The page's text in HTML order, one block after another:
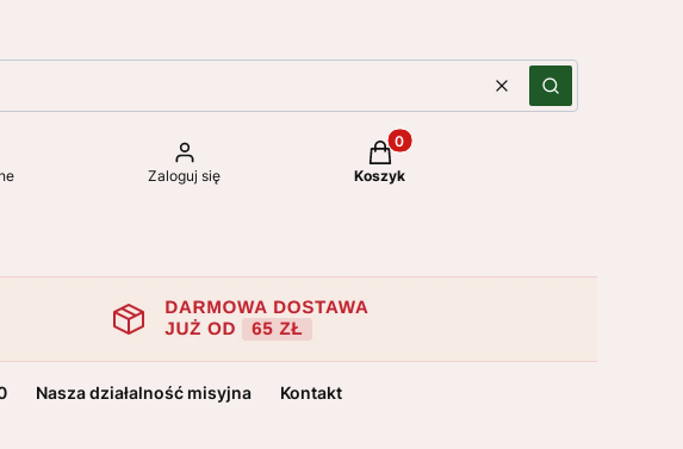
WyczyśćSzukaj
Zaloguj się
Produkty w koszyku: 0. Zobacz
Koszyk
Nasza działalność misyjna Kontakt